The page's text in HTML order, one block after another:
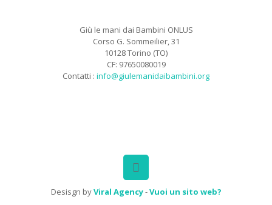
Giù le mani dai Bambini ONLUS
Corso G. Sommeilier, 31
10128 Torino (TO)
CF: 97650080019
Contatti : info@giulemanidaibambini.org
Desisgn byViral Agency-Vuoi un sito web?